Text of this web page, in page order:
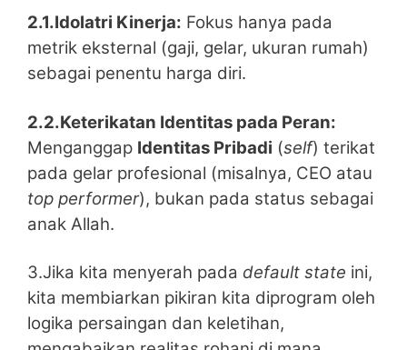
2.1.Idolatri Kinerja: Fokus hanya pada
metrik eksternal (gaji, gelar, ukuran rumah)
sebagai penentu harga diri.
2.2.Keterikatan Identitas pada Peran:
Menganggap Identitas Pribadi (self) terikat
pada gelar profesional (misalnya, CEO atau
top performer), bukan pada status sebagai
anak Allah.
3.Jika kita menyerah pada default state ini,
kita membiarkan pikiran kita diprogram oleh
logika persaingan dan keletihan,